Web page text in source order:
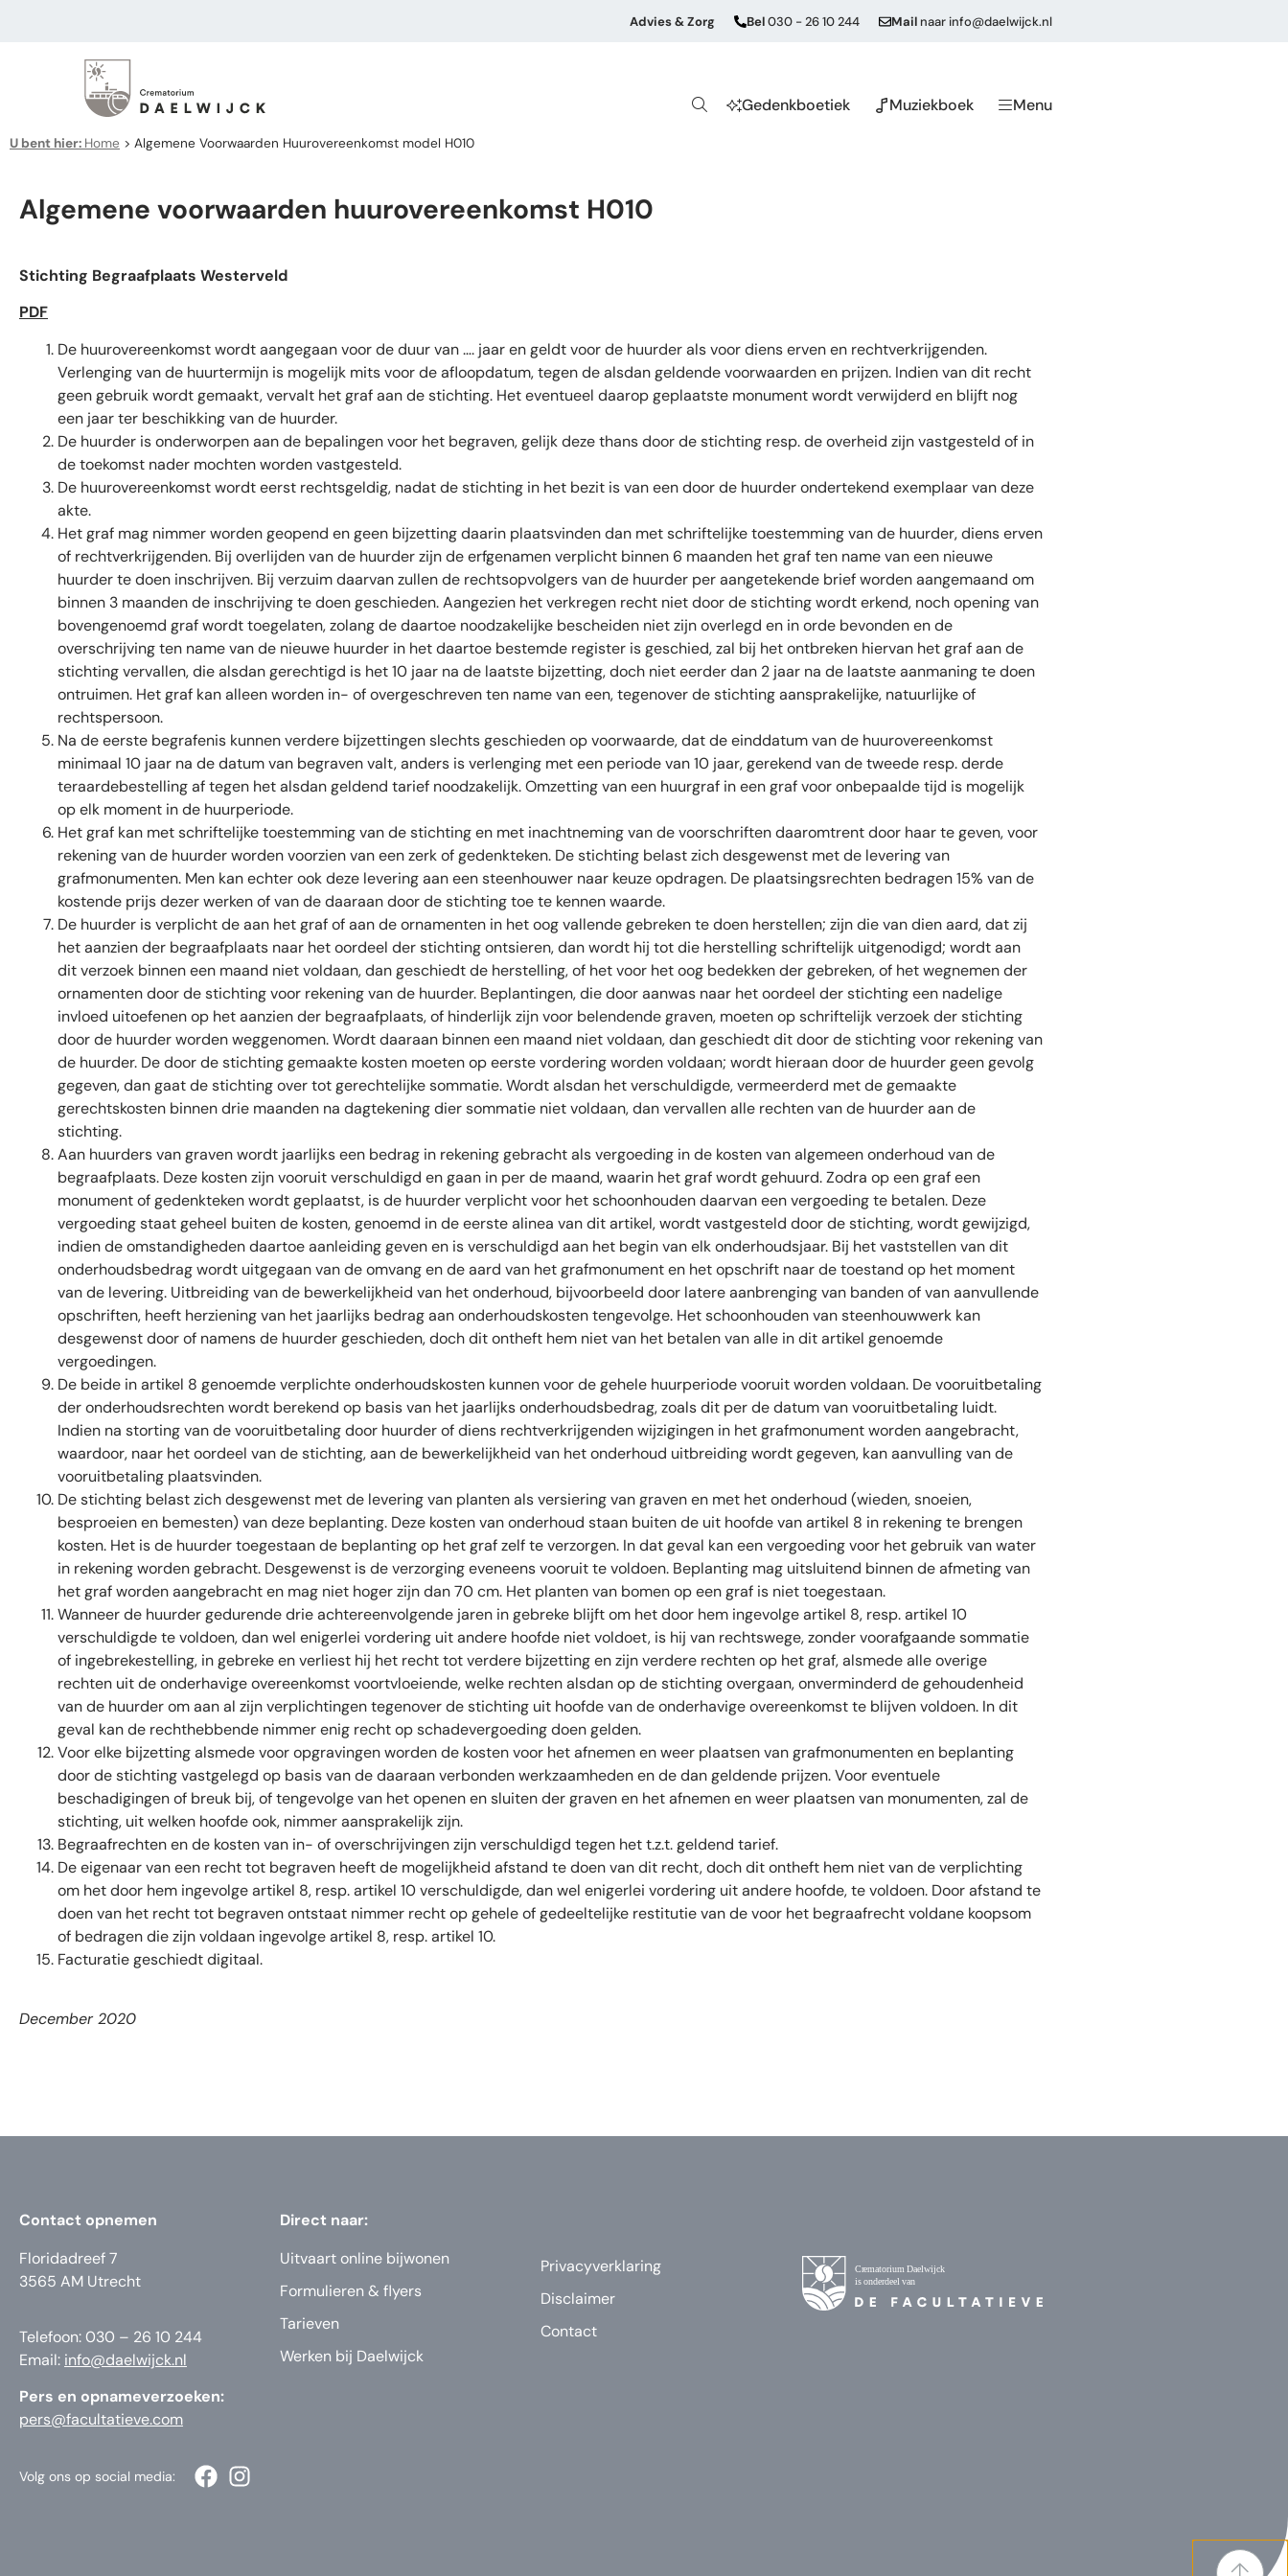
Advies & Zorg Bel030 - 26 10 244 Mail naarinfo@daelwijck.nl
Gedenkboetiek Muziekboek Menu
U bent hier: Home > Algemene Voorwaarden Huurovereenkomst model H010
Algemene voorwaarden huurovereenkomst H010
Stichting Begraafplaats Westerveld
PDF
De huurovereenkomst wordt aangegaan voor de duur van …. jaar en geldt voor de huurder als voor diens erven en rechtverkrijgenden.
Verlenging van de huurtermijn is mogelijk mits voor de afloopdatum, tegen de alsdan geldende voorwaarden en prijzen. Indien van dit recht
geen gebruik wordt gemaakt, vervalt het graf aan de stichting. Het eventueel daarop geplaatste monument wordt verwijderd en blijft nog
een jaar ter beschikking van de huurder.
De huurder is onderworpen aan de bepalingen voor het begraven, gelijk deze thans door de stichting resp. de overheid zijn vastgesteld of in
de toekomst nader mochten worden vastgesteld.
De huurovereenkomst wordt eerst rechtsgeldig, nadat de stichting in het bezit is van een door de huurder ondertekend exemplaar van deze
akte.
Het graf mag nimmer worden geopend en geen bijzetting daarin plaatsvinden dan met schriftelijke toestemming van de huurder, diens erven
of rechtverkrijgenden. Bij overlijden van de huurder zijn de erfgenamen verplicht binnen 6 maanden het graf ten name van een nieuwe
huurder te doen inschrijven. Bij verzuim daarvan zullen de rechtsopvolgers van de huurder per aangetekende brief worden aangemaand om
binnen 3 maanden de inschrijving te doen geschieden. Aangezien het verkregen recht niet door de stichting wordt erkend, noch opening van
bovengenoemd graf wordt toegelaten, zolang de daartoe noodzakelijke bescheiden niet zijn overlegd en in orde bevonden en de
overschrijving ten name van de nieuwe huurder in het daartoe bestemde register is geschied, zal bij het ontbreken hiervan het graf aan de
stichting vervallen, die alsdan gerechtigd is het 10 jaar na de laatste bijzetting, doch niet eerder dan 2 jaar na de laatste aanmaning te doen
ontruimen. Het graf kan alleen worden in- of overgeschreven ten name van een, tegenover de stichting aansprakelijke, natuurlijke of
rechtspersoon.
Na de eerste begrafenis kunnen verdere bijzettingen slechts geschieden op voorwaarde, dat de einddatum van de huurovereenkomst
minimaal 10 jaar na de datum van begraven valt, anders is verlenging met een periode van 10 jaar, gerekend van de tweede resp. derde
teraardebestelling af tegen het alsdan geldend tarief noodzakelijk. Omzetting van een huurgraf in een graf voor onbepaalde tijd is mogelijk
op elk moment in de huurperiode.
Het graf kan met schriftelijke toestemming van de stichting en met inachtneming van de voorschriften daaromtrent door haar te geven, voor
rekening van de huurder worden voorzien van een zerk of gedenkteken. De stichting belast zich desgewenst met de levering van
grafmonumenten. Men kan echter ook deze levering aan een steenhouwer naar keuze opdragen. De plaatsingsrechten bedragen 15% van de
kostende prijs dezer werken of van de daaraan door de stichting toe te kennen waarde.
De huurder is verplicht de aan het graf of aan de ornamenten in het oog vallende gebreken te doen herstellen; zijn die van dien aard, dat zij
het aanzien der begraafplaats naar het oordeel der stichting ontsieren, dan wordt hij tot die herstelling schriftelijk uitgenodigd; wordt aan
dit verzoek binnen een maand niet voldaan, dan geschiedt de herstelling, of het voor het oog bedekken der gebreken, of het wegnemen der
ornamenten door de stichting voor rekening van de huurder. Beplantingen, die door aanwas naar het oordeel der stichting een nadelige
invloed uitoefenen op het aanzien der begraafplaats, of hinderlijk zijn voor belendende graven, moeten op schriftelijk verzoek der stichting
door de huurder worden weggenomen. Wordt daaraan binnen een maand niet voldaan, dan geschiedt dit door de stichting voor rekening van
de huurder. De door de stichting gemaakte kosten moeten op eerste vordering worden voldaan; wordt hieraan door de huurder geen gevolg
gegeven, dan gaat de stichting over tot gerechtelijke sommatie. Wordt alsdan het verschuldigde, vermeerderd met de gemaakte
gerechtskosten binnen drie maanden na dagtekening dier sommatie niet voldaan, dan vervallen alle rechten van de huurder aan de
stichting.
Aan huurders van graven wordt jaarlijks een bedrag in rekening gebracht als vergoeding in de kosten van algemeen onderhoud van de
begraafplaats. Deze kosten zijn vooruit verschuldigd en gaan in per de maand, waarin het graf wordt gehuurd. Zodra op een graf een
monument of gedenkteken wordt geplaatst, is de huurder verplicht voor het schoonhouden daarvan een vergoeding te betalen. Deze
vergoeding staat geheel buiten de kosten, genoemd in de eerste alinea van dit artikel, wordt vastgesteld door de stichting, wordt gewijzigd,
indien de omstandigheden daartoe aanleiding geven en is verschuldigd aan het begin van elk onderhoudsjaar. Bij het vaststellen van dit
onderhoudsbedrag wordt uitgegaan van de omvang en de aard van het grafmonument en het opschrift naar de toestand op het moment
van de levering. Uitbreiding van de bewerkelijkheid van het onderhoud, bijvoorbeeld door latere aanbrenging van banden of van aanvullende
opschriften, heeft herziening van het jaarlijks bedrag aan onderhoudskosten tengevolge. Het schoonhouden van steenhouwwerk kan
desgewenst door of namens de huurder geschieden, doch dit ontheft hem niet van het betalen van alle in dit artikel genoemde
vergoedingen.
De beide in artikel 8 genoemde verplichte onderhoudskosten kunnen voor de gehele huurperiode vooruit worden voldaan. De vooruitbetaling
der onderhoudsrechten wordt berekend op basis van het jaarlijks onderhoudsbedrag, zoals dit per de datum van vooruitbetaling luidt.
Indien na storting van de vooruitbetaling door huurder of diens rechtverkrijgenden wijzigingen in het grafmonument worden aangebracht,
waardoor, naar het oordeel van de stichting, aan de bewerkelijkheid van het onderhoud uitbreiding wordt gegeven, kan aanvulling van de
vooruitbetaling plaatsvinden.
De stichting belast zich desgewenst met de levering van planten als versiering van graven en met het onderhoud (wieden, snoeien,
besproeien en bemesten) van deze beplanting. Deze kosten van onderhoud staan buiten de uit hoofde van artikel 8 in rekening te brengen
kosten. Het is de huurder toegestaan de beplanting op het graf zelf te verzorgen. In dat geval kan een vergoeding voor het gebruik van water
in rekening worden gebracht. Desgewenst is de verzorging eveneens vooruit te voldoen. Beplanting mag uitsluitend binnen de afmeting van
het graf worden aangebracht en mag niet hoger zijn dan 70 cm. Het planten van bomen op een graf is niet toegestaan.
Wanneer de huurder gedurende drie achtereenvolgende jaren in gebreke blijft om het door hem ingevolge artikel 8, resp. artikel 10
verschuldigde te voldoen, dan wel enigerlei vordering uit andere hoofde niet voldoet, is hij van rechtswege, zonder voorafgaande sommatie
of ingebrekestelling, in gebreke en verliest hij het recht tot verdere bijzetting en zijn verdere rechten op het graf, alsmede alle overige
rechten uit de onderhavige overeenkomst voortvloeiende, welke rechten alsdan op de stichting overgaan, onverminderd de gehoudenheid
van de huurder om aan al zijn verplichtingen tegenover de stichting uit hoofde van de onderhavige overeenkomst te blijven voldoen. In dit
geval kan de rechthebbende nimmer enig recht op schadevergoeding doen gelden.
Voor elke bijzetting alsmede voor opgravingen worden de kosten voor het afnemen en weer plaatsen van grafmonumenten en beplanting
door de stichting vastgelegd op basis van de daaraan verbonden werkzaamheden en de dan geldende prijzen. Voor eventuele
beschadigingen of breuk bij, of tengevolge van het openen en sluiten der graven en het afnemen en weer plaatsen van monumenten, zal de
stichting, uit welken hoofde ook, nimmer aansprakelijk zijn.
Begraafrechten en de kosten van in- of overschrijvingen zijn verschuldigd tegen het t.z.t. geldend tarief.
De eigenaar van een recht tot begraven heeft de mogelijkheid afstand te doen van dit recht, doch dit ontheft hem niet van de verplichting
om het door hem ingevolge artikel 8, resp. artikel 10 verschuldigde, dan wel enigerlei vordering uit andere hoofde, te voldoen. Door afstand te
doen van het recht tot begraven ontstaat nimmer recht op gehele of gedeeltelijke restitutie van de voor het begraafrecht voldane koopsom
of bedragen die zijn voldaan ingevolge artikel 8, resp. artikel 10.
Facturatie geschiedt digitaal.
December 2020
Contact opnemen
Floridadreef 7
3565 AM Utrecht
Telefoon: 030 – 26 10 244
Email: info@daelwijck.nl
Pers en opnameverzoeken:
pers@facultatieve.com
Direct naar:
Uitvaart online bijwonen
Formulieren & flyers
Tarieven
Werken bij Daelwijck
Privacyverklaring
Disclaimer
Contact
Volg ons op social media: